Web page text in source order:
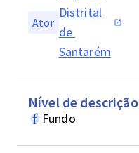
Ator
Distrital
de
Santarém
Nível de descrição
Fundo